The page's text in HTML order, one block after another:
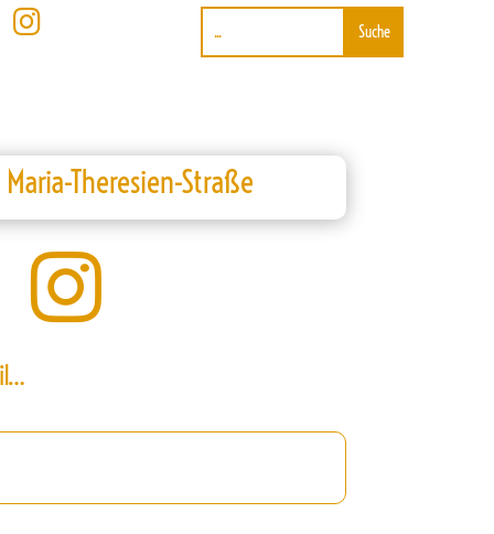

Theresien-Straße
